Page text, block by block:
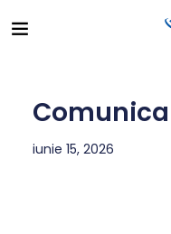
iunie 15, 2026